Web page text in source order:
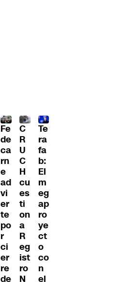
Fe
de
ca
rn
e
ad
vi
er
te
po
r
ci
er
re
de
C
R
U
C
H
cu
es
ti
on
a
R
eg
ist
ro
N
Te
ra
fa
b:
El
m
eg
ap
ro
ye
ct
o
co
n
el